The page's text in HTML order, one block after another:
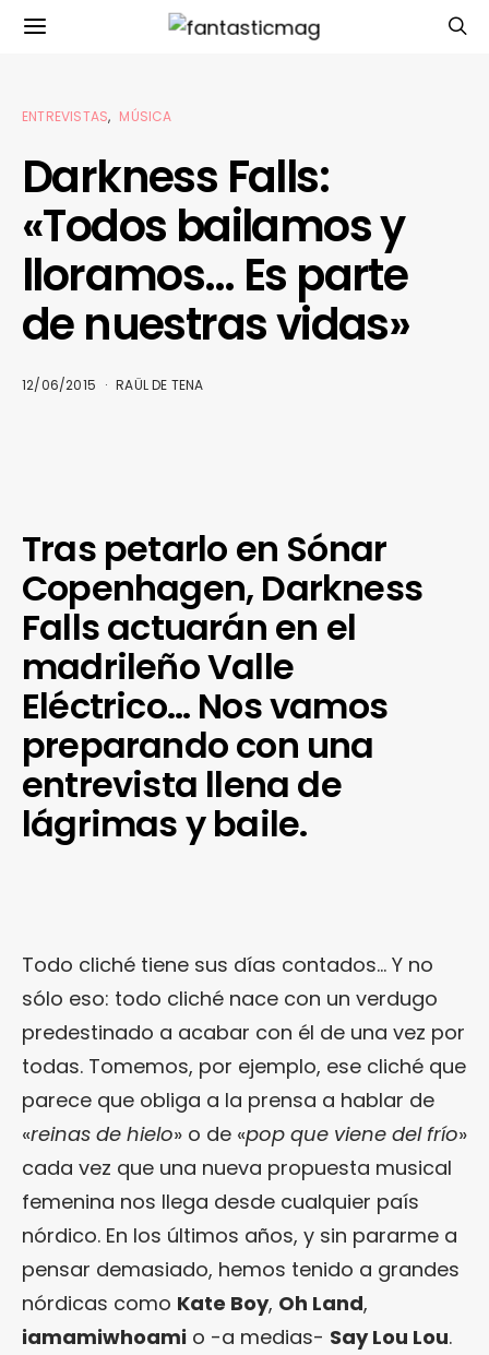
ENTREVISTAS MÚSICA
Darkness Falls:
«Todos bailamos y
lloramos… Es parte
de nuestras vidas»
12/06/2015 RAÜL DE TENA
Tras petarlo en Sónar
Copenhagen, Darkness
Falls actuarán en el
madrileño Valle
Eléctrico… Nos vamos
preparando con una
entrevista llena de
lágrimas y baile.
Todo cliché tiene sus días contados… Y no
sólo eso: todo cliché nace con un verdugo
predestinado a acabar con él de una vez por
todas. Tomemos, por ejemplo, ese cliché que
parece que obliga a la prensa a hablar de
«reinas de hielo» o de «pop que viene del frío»
cada vez que una nueva propuesta musical
femenina nos llega desde cualquier país
nórdico. En los últimos años, y sin pararme a
pensar demasiado, hemos tenido a grandes
nórdicas como Kate Boy, Oh Land,
iamamiwhoami o -a medias- Say Lou Lou.